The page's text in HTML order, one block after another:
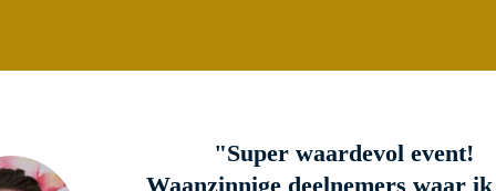
"Super waardevol event!
Waanzinnige deelnemers waar